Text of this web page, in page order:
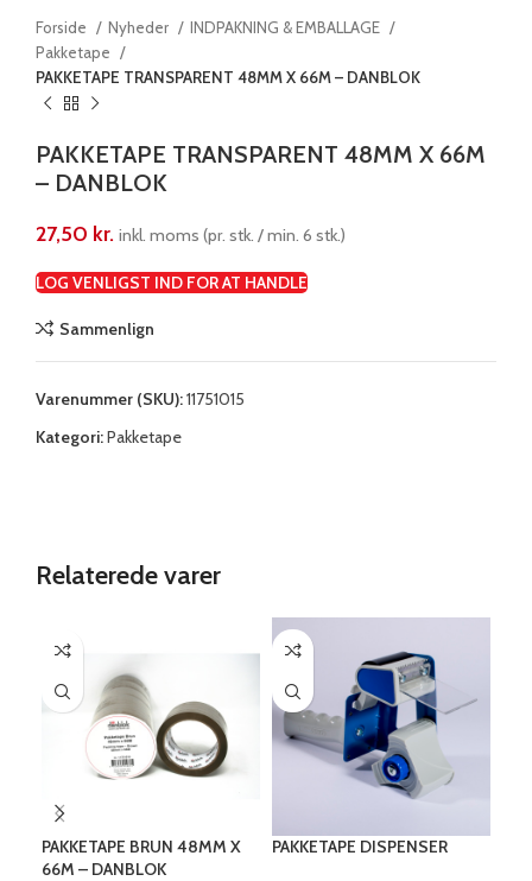
Forside Nyheder
INDPAKNING & EMBALLAGE
Pakketape
PAKKETAPE TRANSPARENT 48MM X 66M – DANBLOK
PAKKETAPE TRANSPARENT 48MM X 66M
– DANBLOK
27,50 kr. inkl. moms (pr. stk. / min. 6 stk.)
LOG VENLIGST IND FOR AT HANDLE
Sammenlign
Varenummer (SKU):11751015
Kategori:Pakketape
Relaterede varer
PAKKETAPE BRUN 48MM X
66M – DANBLOK
PAKKETAPE DISPENSER